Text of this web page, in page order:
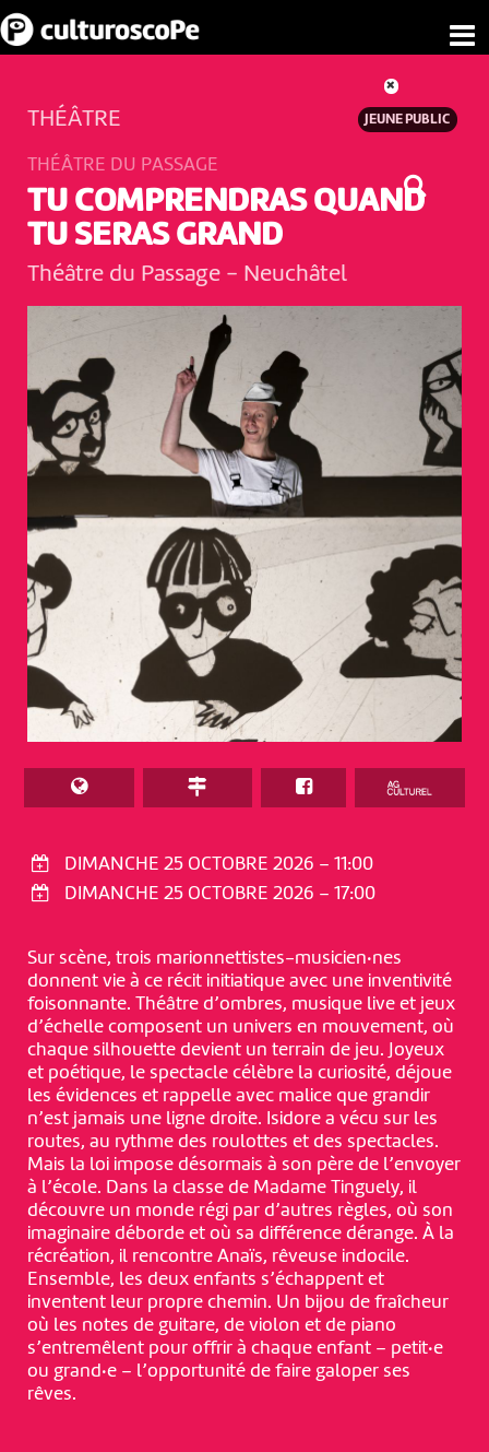
DIMANCHE 25 OCTOBRE 2026 – 11:00
DIMANCHE 25 OCTOBRE 2026 – 17:00
JEUNE PUBLIC
THÉÂTRE
THÉÂTRE DU PASSAGE
TU COMPRENDRAS QUAND
TU SERAS GRAND
Théâtre du Passage - Neuchâtel
Sur scène, trois marionnettistes-musicien·nes
donnent vie à ce récit initiatique avec une inventivité
foisonnante. Théâtre d’ombres, musique live et jeux
d’échelle composent un univers en mouvement, où
chaque silhouette devient un terrain de jeu. Joyeux
et poétique, le spectacle célèbre la curiosité, déjoue
les évidences et rappelle avec malice que grandir
n’est jamais une ligne droite. Isidore a vécu sur les
routes, au rythme des roulottes et des spectacles.
Mais la loi impose désormais à son père de l’envoyer
à l’école. Dans la classe de Madame Tinguely, il
découvre un monde régi par d’autres règles, où son
imaginaire déborde et où sa différence dérange. À la
récréation, il rencontre Anaïs, rêveuse indocile.
Ensemble, les deux enfants s’échappent et
inventent leur propre chemin. Un bijou de fraîcheur
où les notes de guitare, de violon et de piano
s’entremêlent pour offrir à chaque enfant – petit·e
ou grand·e – l’opportunité de faire galoper ses
rêves.